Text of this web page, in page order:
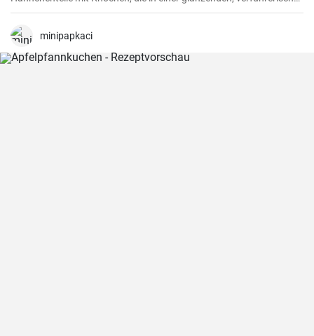
dunklen und reichhaltigen Rotweinsauce geschmort werden.
minipapkaci